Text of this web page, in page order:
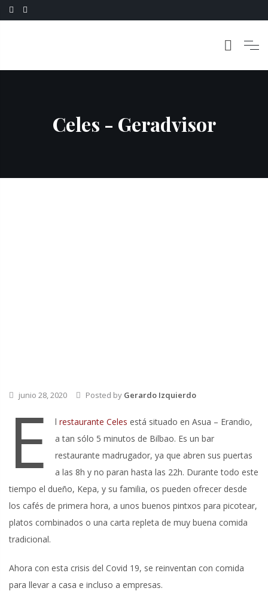
Celes - Geradvisor
junio 28, 2020 Posted by Gerardo Izquierdo
E l restaurante Celes está situado en Asua – Erandio,
a tan sólo 5 minutos de Bilbao. Es un bar
restaurante madrugador, ya que abren sus puertas
a las 8h y no paran hasta las 22h. Durante todo este
tiempo el dueño, Kepa, y su familia, os pueden ofrecer desde
los cafés de primera hora, a unos buenos pintxos para picotear,
platos combinados o una carta repleta de muy buena comida
tradicional.
Ahora con esta crisis del Covid 19, se reinventan con comida
para llevar a casa e incluso a empresas.